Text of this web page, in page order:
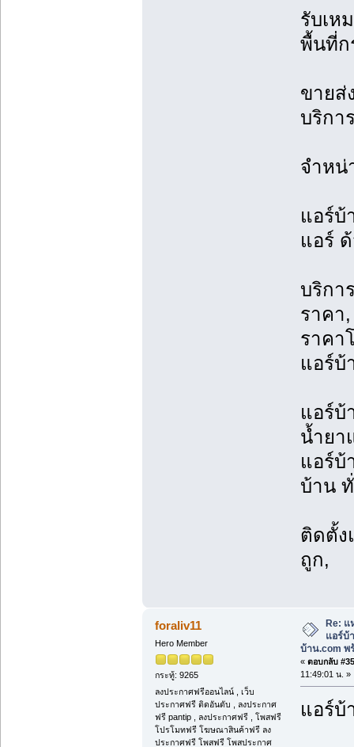
รับเห
พื้นที่ก
ขายส่
บริกา
จำหน่
แอร์บ้
แอร์
บริกา
ราคา
ราคา
แอร์บ้
แอร์บ้
น้ำยา
แอร์บ้
บ้าน
ติดตั้ง
ถูก,
foraliv11
Hero Member
กระทู้: 9265
ลงประกาศฟรีออนไลน์ , เว็บ
ประกาศฟรี ติดอันดับ , ลงประกาศ
ฟรี pantip , ลงประกาศฟรี , โพสฟรี
โปรโมทฟรี โฆษณาสินค้าฟรี ลง
ประกาศฟรี โพสฟรี โพสประกาศ
Re: แ
แอร์บ้
บ้าน.com พ
« ตอบกลับ
11:49:01 น. »
แอร์บ้